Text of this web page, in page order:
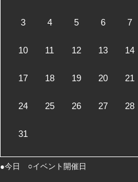
3 4 5 6 7
10 11 12 13 14
17 18 19 20 21
24 25 26 27 28
31
●今日 ○イベント開催日